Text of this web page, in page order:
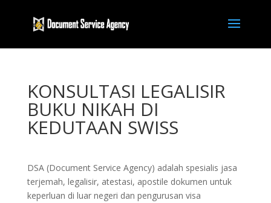
KONSULTASI LEGALISIR
BUKU NIKAH DI
KEDUTAAN SWISS
DSA (Document Service Agency) adalah spesialis jasa
terjemah, legalisir, atestasi, apostile dokumen untuk
keperluan di luar negeri dan pengurusan visa